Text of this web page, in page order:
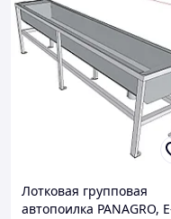
Лотковая групповая
автопоилка PANAGRO,